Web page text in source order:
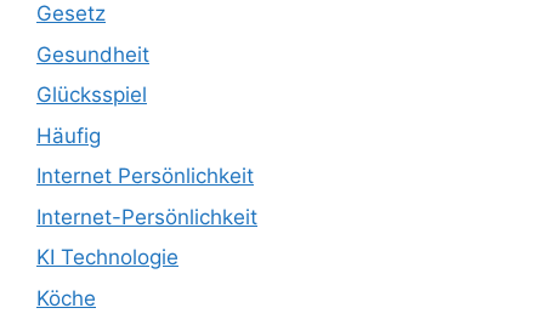
Gesetz
Gesundheit
Glücksspiel
Häufig
Internet Persönlichkeit
Internet-Persönlichkeit
KI Technologie
Köche